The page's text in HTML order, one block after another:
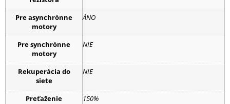
Pre asynchrónne
motory
ÁNO
Pre synchrónne
motory
NIE
Rekuperácia do
siete
NIE
Preťaženie 150%